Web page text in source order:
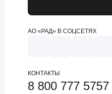
АО «РАД» В СОЦСЕТЯХ
КОНТАКТЫ
8 800 777 5757